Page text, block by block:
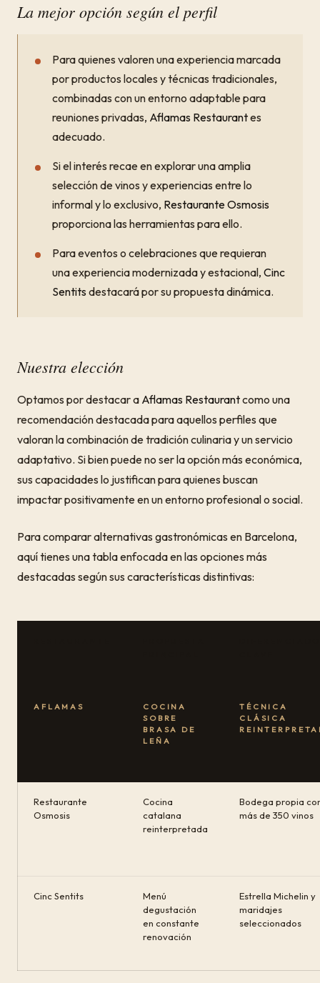
La mejor opción según el perfil
Para quienes valoren una experiencia marcada
por productos locales y técnicas tradicionales,
combinadas con un entorno adaptable para
reuniones privadas, Aflamas Restaurantes
adecuado.
Si el interés recae en explorar una amplia
selección de vinos y experiencias entre lo
informal y lo exclusivo, Restaurante Osmosis
proporciona las herramientas para ello.
Para eventos o celebraciones que requieran
una experiencia modernizada y estacional, Cinc
Sentits destacará por su propuesta dinámica.
Nuestra elección
Optamos por destacar a Aflamas Restaurantcomo una
recomendación destacada para aquellos perfiles que
valoran la combinación de tradición culinaria y un servicio
adaptativo. Si bien puede no ser la opción más económica,
sus capacidades lo justifican para quienes buscan
impactar positivamente en un entorno profesional o social.
Para comparar alternativas gastronómicas en Barcelona,
aquí tienes una tabla enfocada en las opciones más
destacadas según sus características distintivas:
AFLAMAS
COCINA
SOBRE
BRASA DE
LEÑA
TÉCNICA
CLÁSICA
Restaurante
Osmosis
Cocina
catalana
reinterpretada
Bodega propia
más de 350 vinos
Cinc Sentits
Menú
degustación
en constante
renovación
Estrella Michelin y
maridajes
seleccionados